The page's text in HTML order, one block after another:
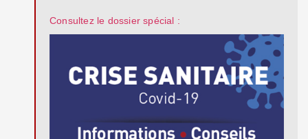
Consultez le dossier spécial :